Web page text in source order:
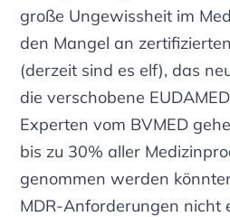
große Ungewissheit im
den Mangel an
(derzeit sind es elf), das
die verschobene
Experten vom BVMED
bis zu 30% aller
genommen werden
MDR-Anforderungen nicht